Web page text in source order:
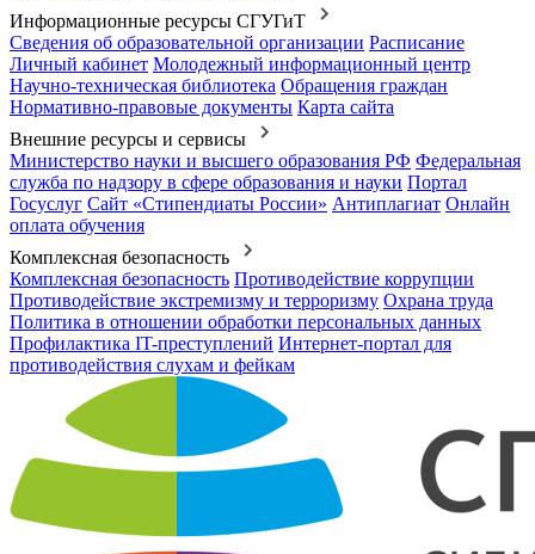
Информационные ресурсы СГУГиТ
Сведения об образовательной организации Расписание
Личный кабинет Молодежный информационный центр
Научно-техническая библиотека Обращения граждан
Нормативно-правовые документы Карта сайта
Внешние ресурсы и сервисы
Министерство науки и высшего образования РФ Федеральная
служба по надзору в сфере образования и науки Портал
Госуслуг Сайт «Стипендиаты России» Антиплагиат Онлайн
оплата обучения
Комплексная безопасность
Комплексная безопасность Противодействие коррупции
Противодействие экстремизму и терроризму Охрана труда
Политика в отношении обработки персональных данных
Профилактика IT-преступлений Интернет-портал для
противодействия слухам и фейкам